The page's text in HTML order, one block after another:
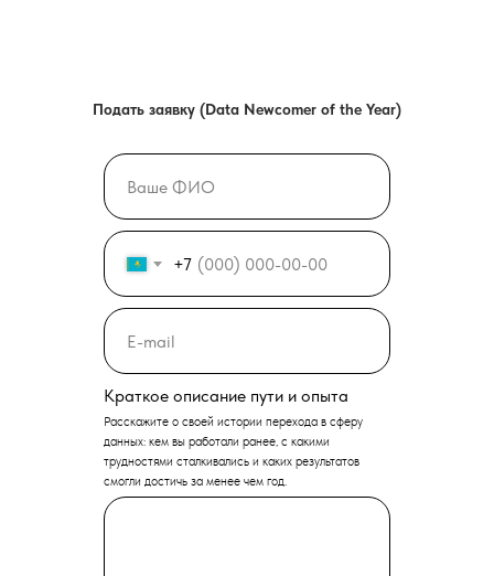
Подать заявку (Data Newcomer of the Year)
+7
Краткое описание пути и опыта
Расскажите о своей истории перехода в сферу
данных: кем вы работали ранее, с какими
трудностями сталкивались и каких результатов
смогли достичь за менее чем год.